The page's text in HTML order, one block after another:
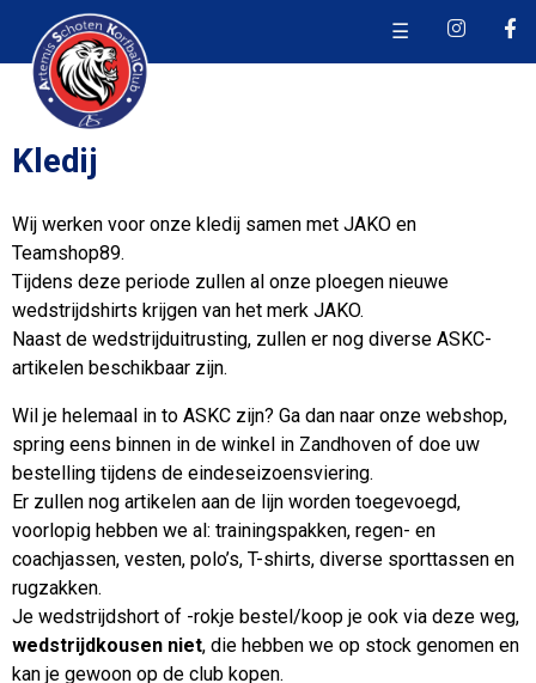
☰
Kledij
Wij werken voor onze kledij samen met JAKO en
Teamshop89.
Tijdens deze periode zullen al onze ploegen nieuwe
wedstrijdshirts krijgen van het merk JAKO.
Naast de wedstrijduitrusting, zullen er nog diverse ASKC-
artikelen beschikbaar zijn.
Wil je helemaal in to ASKC zijn? Ga dan naar onze webshop,
spring eens binnen in de winkel in Zandhoven of doe uw
bestelling tijdens de eindeseizoensviering.
Er zullen nog artikelen aan de lijn worden toegevoegd,
voorlopig hebben we al: trainingspakken, regen- en
coachjassen, vesten, polo’s, T-shirts, diverse sporttassen en
rugzakken.
Je wedstrijdshort of -rokje bestel/koop je ook via deze weg,
wedstrijdkousen niet, die hebben we op stock genomen en
kan je gewoon op de club kopen.